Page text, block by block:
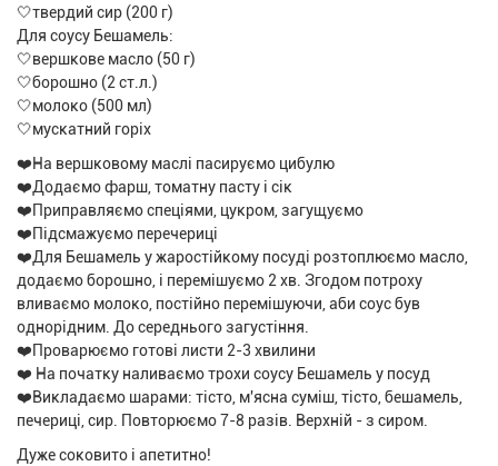
🤍твердий сир (200 г)
Для соусу Бешамель:
🤍вершкове масло (50 г)
🤍борошно (2 ст.л.)
🤍молоко (500 мл)
🤍мускатний горіх
❤️На вершковому маслі пасируємо цибулю
❤️Додаємо фарш, томатну пасту і сік
❤️Приправляємо спеціями, цукром, загущуємо
❤️Підсмажуємо перечериці
❤️Для Бешамель у жаростійкому посуді розтоплюємо масло,
додаємо борошно, і перемішуємо 2 хв. Згодом потроху
вливаємо молоко, постійно перемішуючи, аби соус був
однорідним. До середнього загустіння.
❤️Проварюємо готові листи 2-3 хвилини
❤️ На початку наливаємо трохи соусу Бешамель у посуд
❤️Викладаємо шарами: тісто, м'ясна суміш, тісто, бешамель,
печериці, сир. Повторюємо 7-8 разів. Верхній - з сиром.
Дуже соковито і апетитно!